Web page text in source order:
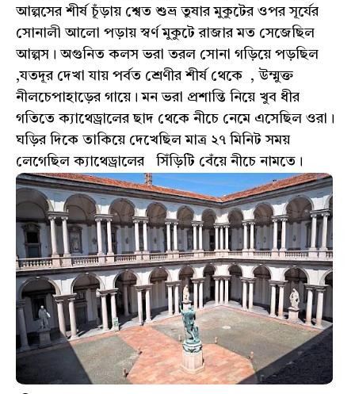
আল্পসের শীর্ষ চূঁড়ায় শ্বেত শুভ্র তুষার মুকুটের ওপর সূর্যের
সোনালী আলো পড়ায় স্বর্ণ মুকুটে রাজার মত সেজেছিল
আল্পস। অগুনিত কলস ভরা তরল সোনা গড়িয়ে পড়ছিল
,যতদূর দেখা যায় পর্বত শ্রেণীর শীর্ষ থেকে , উম্মুক্ত
নীলচেপাহাড়ের গায়ে। মন ভরা প্রশান্তি নিয়ে খুব ধীর
গতিতে ক্যাথেড্রালের ছাদ থেকে নীচে নেমে এসেছিল ওরা।
ঘড়ির দিকে তাকিয়ে দেখেছিল মাত্র ২৭ মিনিট সময়
লেগেছিল ক্যাথেড্রালের সিঁড়িটি বেঁয়ে নীচে নামতে।